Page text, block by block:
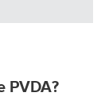
PVDA?